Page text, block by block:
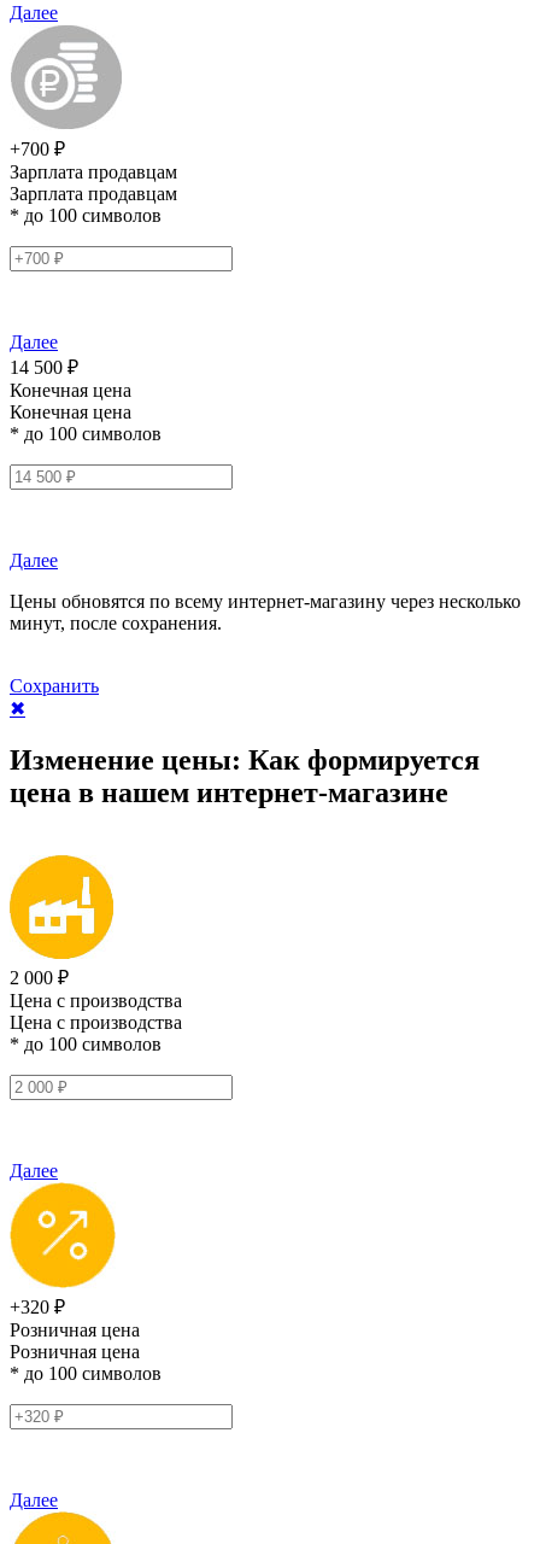
Далее
+700 ₽
Зарплата продавцам
Зарплата продавцам
* до 100 символов
Далее
14 500 ₽
Конечная цена
Конечная цена
* до 100 символов
Далее
Цены обновятся по всему интернет-магазину через несколько
минут, после сохранения.
Сохранить
✖
Изменение цены: Как формируется
цена в нашем интернет-магазине
2 000 ₽
Цена с производства
Цена с производства
* до 100 символов
Далее
+320 ₽
Розничная цена
Розничная цена
* до 100 символов
Далее